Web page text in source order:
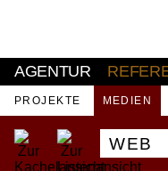
AGENTUR
PROJEKTE MEDIEN
WEB